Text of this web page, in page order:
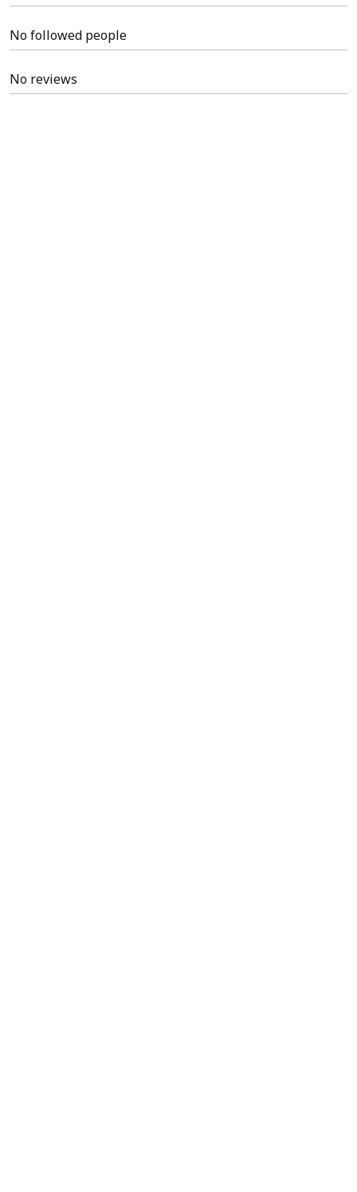
No followed people
No reviews